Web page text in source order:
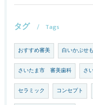
タグ Tags
おすすめ審美 白いかぶせ
さいたま市 審美歯科 さ
セラミック コンセプト